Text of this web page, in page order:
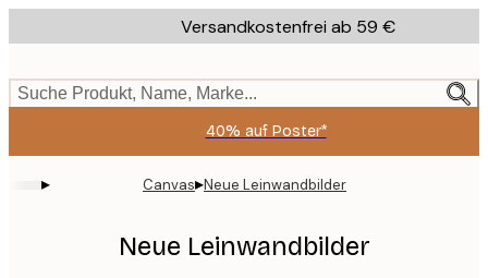
to
content.
Versandkostenfrei ab 59 €
Suche Produkt, Name, Marke...
40% auf Poster*
▸ Canvas▸Neue Leinwandbilder
Neue Leinwandbilder